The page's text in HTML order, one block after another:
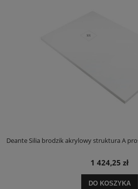
Deante Silia brodzik akrylowy struktura A
1 424,25 zł
DO KOSZYKA